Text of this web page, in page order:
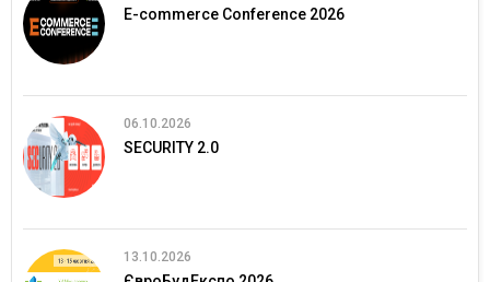
E-commerce Conference 2026
06.10.2026
SECURITY 2.0
13.10.2026